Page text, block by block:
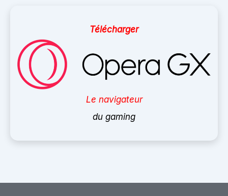
Télécharger
Le navigateur
du gaming